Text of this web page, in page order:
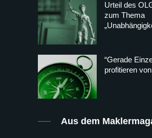
Urteil des
zum Thema
“Gerade
profitieren
Aus dem